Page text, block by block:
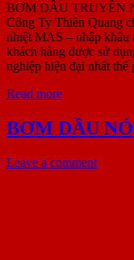
BƠM DẦU TRUYỀN
Công Ty Thiên Quang
nhiệt MAS – nhập
khách hàng được sử
nghiệp hiện đại nhất
Read more
BƠM DẦU
Leave a comment